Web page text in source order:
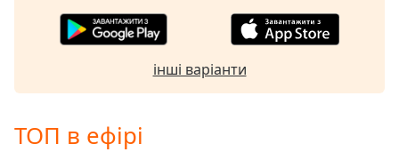
інші варіанти
ТОП в ефірі